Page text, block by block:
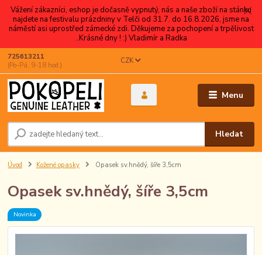
Vážení zákazníci, eshop je dočasně vypnutý, nás a naše zboží na stánku
najdete na festivalu prázdniny v Telči od 31.7. do 16.8.2026, jsme na
náměstí asi uprostřed zámecké zdi. Děkujeme za pochopení a trpělivost
..Krásné dny ! :) Vladimír a Radka
Menu
CZK
Hledat
725613211
(Po-Pá, 9-18 hod.)
Úvod Kožené opasky Opasek sv.hnědý, šíře 3,5cm
Opasek sv.hnědý, šíře 3,5cm
Novinka